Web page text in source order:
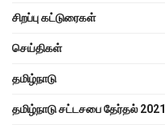
சிறப்பு கட்டுரைகள்
செய்திகள்
தமிழ்நாடு
தமிழ்நாடு சட்டசபை தேர்தல் 2021